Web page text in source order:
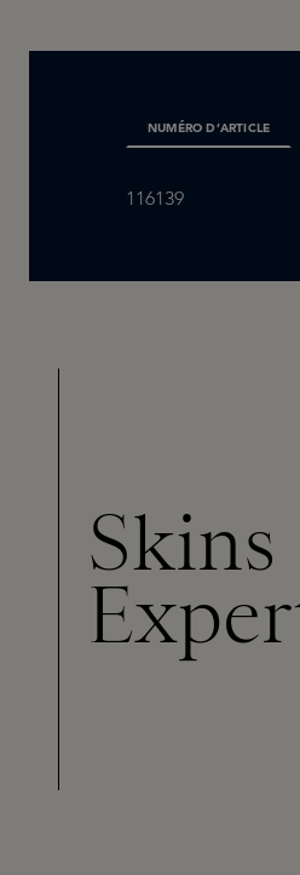
NUMÉRO D’ARTICLE
116139
Skins